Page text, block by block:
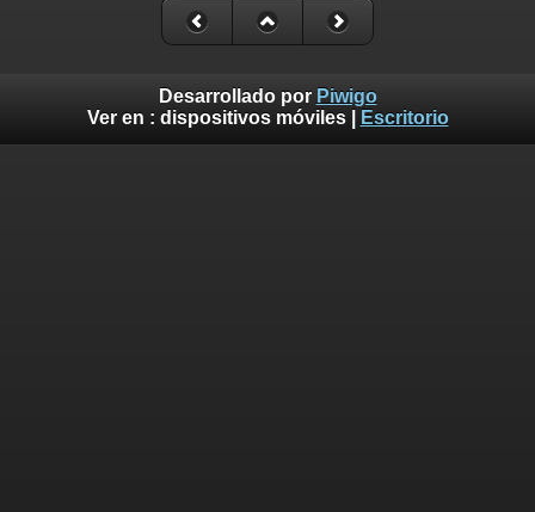
Desarrollado por Piwigo
Ver en : dispositivos móviles| Escritorio